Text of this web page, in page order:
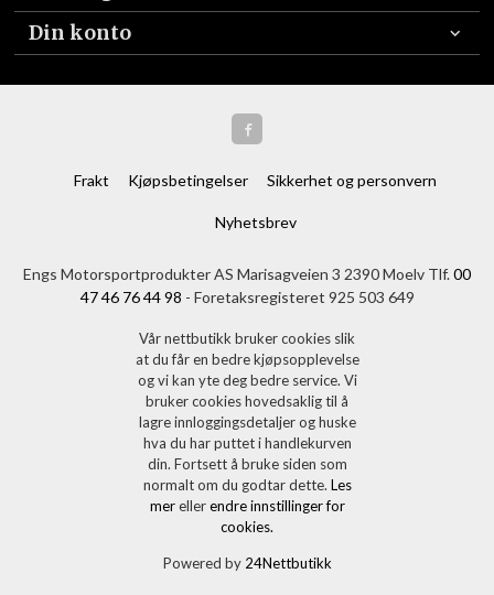
Din konto
Frakt Kjøpsbetingelser Sikkerhet og personvern
Nyhetsbrev
Engs Motorsportprodukter AS Marisagveien 3 2390 Moelv Tlf.00
47 46 76 44 98 - Foretaksregisteret 925 503 649
Vår nettbutikk bruker cookies slik
at du får en bedre kjøpsopplevelse
og vi kan yte deg bedre service. Vi
bruker cookies hovedsaklig til å
lagre innloggingsdetaljer og huske
hva du har puttet i handlekurven
din. Fortsett å bruke siden som
normalt om du godtar dette. Les
merellerendre innstillinger for
cookies.
Powered by 24Nettbutikk